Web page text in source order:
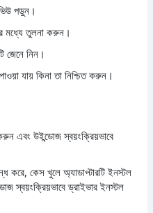
পড়ুন।
মধ্যে তুলনা করুন।
জেনে নিন।
যায় কিনা তা নিশ্চিত করুন।
এবং উইন্ডোজ স্বয়ংক্রিয়ভাবে
করে, কেস খুলে অ্যাডাপ্টারটি ইনস্টল
স্বয়ংক্রিয়ভাবে ড্রাইভার ইনস্টল